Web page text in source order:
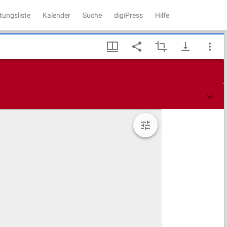
Kalender Suche digiPress Hilfe